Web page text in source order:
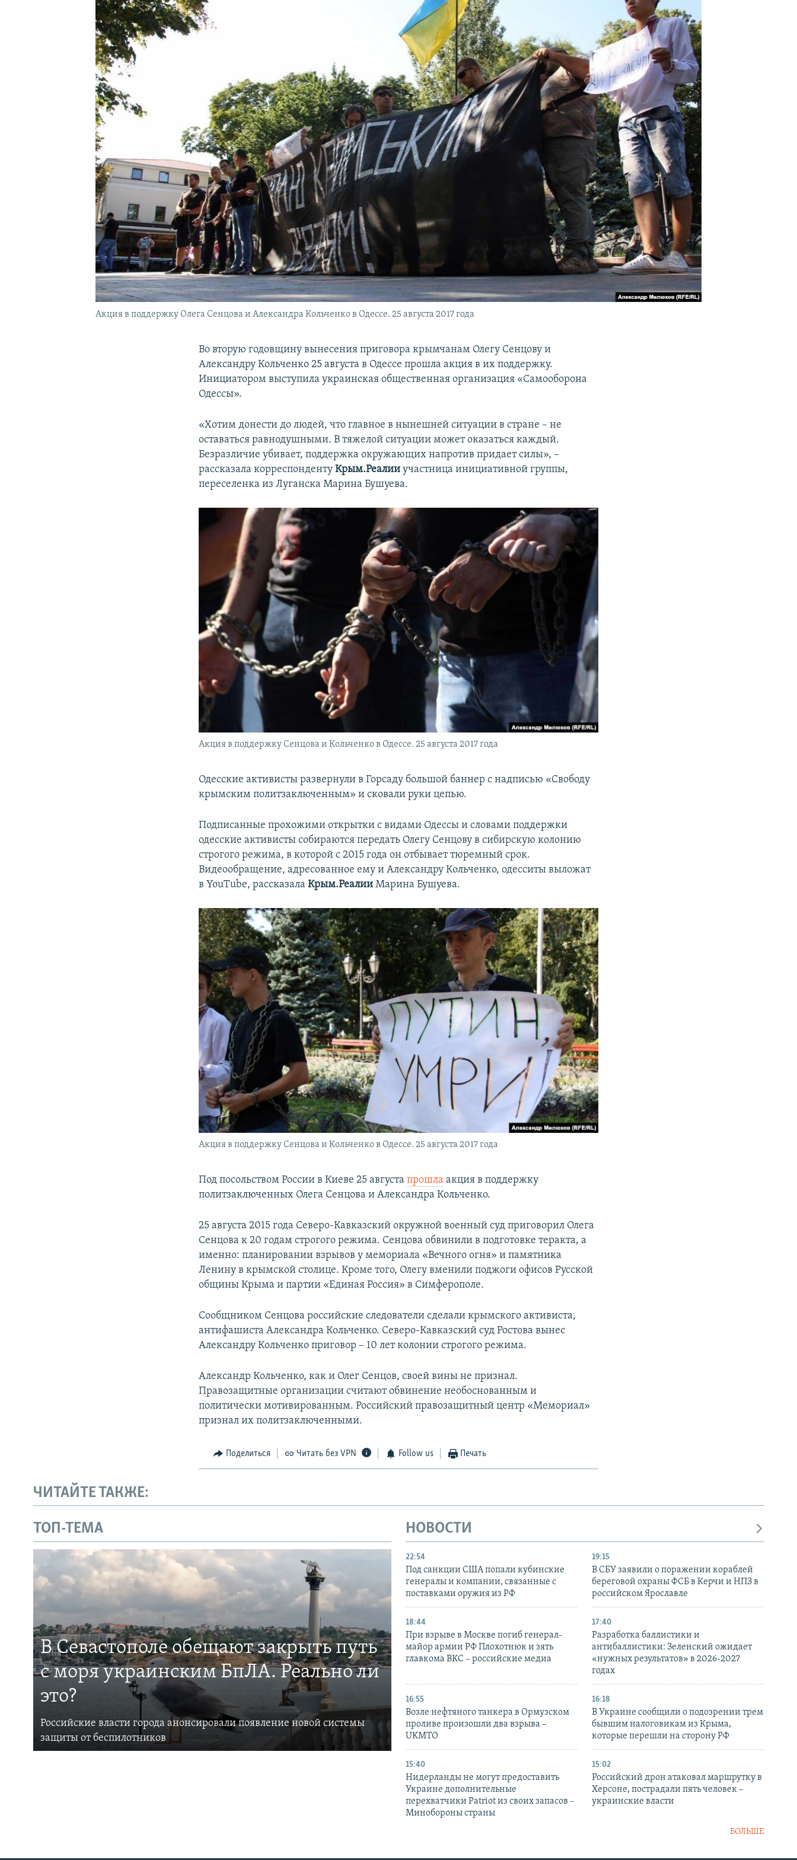
КРЫМ.НЕПОКОРЕННЫЙ
УКРАИНСКАЯ ПРОБЛЕМА КРЫМА
Акция в поддержку Олега Сенцова и Александра Кольченко в Одессе. 25 августа 2017 года
Во вторую годовщину вынесения приговора крымчанам Олегу Сенцову и
Александру Кольченко 25 августа в Одессе прошла акция в их поддержку.
Инициатором выступила украинская общественная организация «Самооборона
Одессы».
«Хотим донести до людей, что главное в нынешней ситуации в стране – не
оставаться равнодушными. В тяжелой ситуации может оказаться каждый.
Безразличие убивает, поддержка окружающих напротив придает силы», –
рассказала корреспондентуКрым.Реалии участница инициативной группы,
переселенка из Луганска Марина Бушуева.
Акция в поддержку Сенцова и Кольченко в Одессе. 25 августа 2017 года
​Одесские активисты развернули в Горсаду большой баннер с надписью «Свободу
крымским политзаключенным» и сковали руки цепью.
Подписанные прохожими открытки с видами Одессы и словами поддержки
одесские активисты собираются передать Олегу Сенцову в сибирскую колонию
строгого режима, в которой с 2015 года он отбывает тюремный срок.
Видеообращение, адресованное ему и Александру Кольченко, одесситы выложат
в YouTube, рассказалаКрым.Реалии Марина Бушуева.
Акция в поддержку Сенцова и Кольченко в Одессе. 25 августа 2017 года
Под посольством России в Киеве 25 августапрошла акция в поддержку
политзаключенных Олега Сенцова и Александра Кольченко.
25 августа 2015 года Северо-Кавказский окружной военный суд приговорил Олега
Сенцова к 20 годам строгого режима. Сенцова обвинили в подготовке теракта, а
именно: планировании взрывов у мемориала «Вечного огня» и памятника
Ленину в крымской столице. Кроме того, Олегу вменили поджоги офисов Русской
общины Крыма и партии «Единая Россия» в Симферополе.
Сообщником Сенцова российские следователи сделали крымского активиста,
антифашиста Александра Кольченко. Северо-Кавказский суд Ростова вынес
Александру Кольченко приговор – 10 лет колонии строгого режима.
Александр Кольченко, как и Олег Сенцов, своей вины не признал.
Правозащитные организации считают обвинение необоснованным и
политически мотивированным. Российский правозащитный центр «Мемориал»
признал их политзаключенными.
Поделиться Читать без VPN Follow us Печать
ЧИТАЙТЕ ТАКЖЕ:
ТОП-ТЕМА
В Севастополе обещают закрыть путь
с моря украинским БпЛА. Реально ли
это?
Российские власти города анонсировали появление новой системы
защиты от беспилотников
НОВОСТИ
22:54
Под санкции США попали кубинские
генералы и компании, связанные с
поставками оружия из РФ
19:15
В СБУ заявили о поражении кораблей
береговой охраны ФСБ в Керчи и НПЗ в
российском Ярославле
18:44
При взрыве в Москве погиб генерал-
майор армии РФ Плохотнюк и зять
главкома ВКС – российские медиа
17:40
Разработка баллистики и
антибаллистики: Зеленский ожидает
«нужных результатов» в 2026-2027
годах
16:55
Возле нефтяного танкера в Ормузском
проливе произошли два взрыва –
UKMTO
16:18
В Украине сообщили о подозрении трем
бывшим налоговикам из Крыма,
которые перешли на сторону РФ
15:40
Нидерланды не могут предоставить
Украине дополнительные
перехватчики Patriot из своих запасов –
Минобороны страны
15:02
Российский дрон атаковал маршрутку в
Херсоне, пострадали пять человек –
украинские власти
БОЛЬШЕ